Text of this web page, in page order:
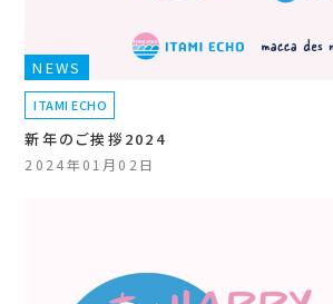
NEWS
ITAMI ECHO
新年のご挨拶2024
2024年01月02日